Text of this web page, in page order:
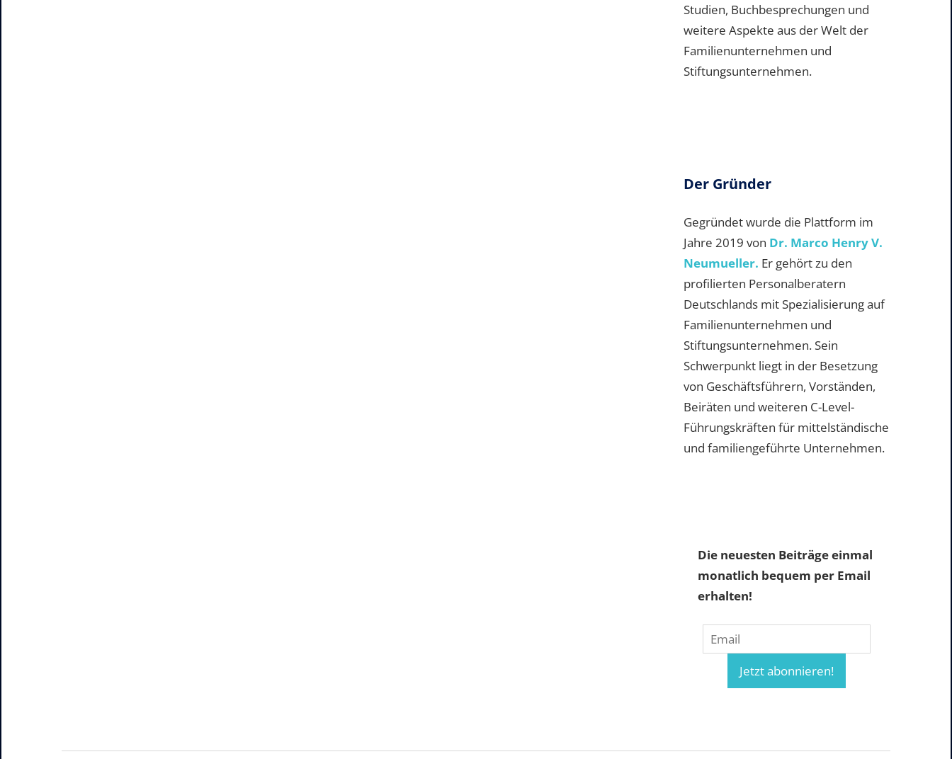
Studien, Buchbesprechungen und
weitere Aspekte aus der Welt der
Familienunternehmen und
Stiftungsunternehmen.
Der Gründer
Gegründet wurde die Plattform im
Jahre 2019 von Dr. Marco Henry V.
Neumueller. Er gehört zu den
profilierten Personalberatern
Deutschlands mit Spezialisierung auf
Familienunternehmen und
Stiftungsunternehmen. Sein
Schwerpunkt liegt in der Besetzung
von Geschäftsführern, Vorständen,
Beiräten und weiteren C-Level-
Führungskräften für mittelständische
und familiengeführte Unternehmen.
Die neuesten Beiträge einmal
monatlich bequem per Email
erhalten!